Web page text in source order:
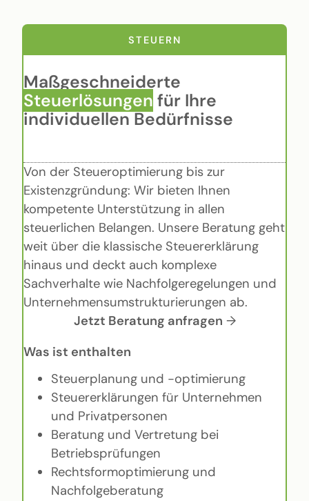
STEUERN
Maßgeschneiderte
Steuerlösungen für Ihre
individuellen Bedürfnisse
Von der Steueroptimierung bis zur
Existenzgründung: Wir bieten Ihnen
kompetente Unterstützung in allen
steuerlichen Belangen. Unsere Beratung geht
weit über die klassische Steuererklärung
hinaus und deckt auch komplexe
Sachverhalte wie Nachfolgeregelungen und
Unternehmensumstrukturierungen ab.
Jetzt Beratung anfragen →
Was ist enthalten
Steuerplanung und -optimierung
Steuererklärungen für Unternehmen
und Privatpersonen
Beratung und Vertretung bei
Betriebsprüfungen
Rechtsformoptimierung und
Nachfolgeberatung